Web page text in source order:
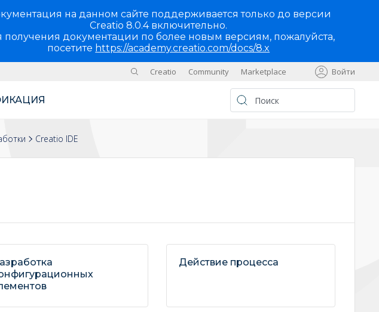
на данном сайте поддерживается только до версии
Creatio 8.0.4 включительно.
получения документации по более новым версиям, пожалуйста,
посетите https://academy.creatio.com/docs/8.x
Creatio Community Marketplace Войти
Creatio IDE
Действие процесса